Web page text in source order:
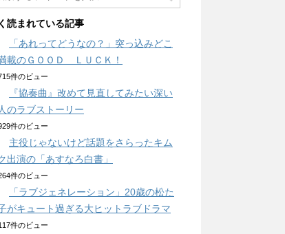
読まれている記事
「あれってどうなの？」突っ込みどこ
載のＧＯＯＤ ＬＵＣＫ！
件のビュー
『協奏曲』改めて見直してみたい深い
のラブストーリー
件のビュー
主役じゃないけど話題をさらったキム
出演の「あすなろ白書」
件のビュー
「ラブジェネレーション」20歳の松た
がキュート過ぎる大ヒットラブドラマ
件のビュー